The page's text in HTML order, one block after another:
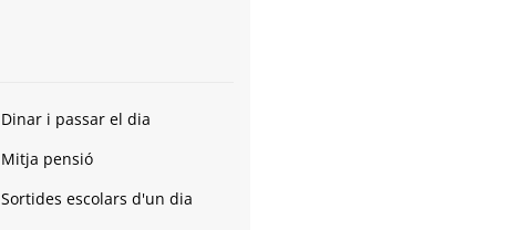
Dinar i passar el dia
Mitja pensió
Sortides escolars d'un dia